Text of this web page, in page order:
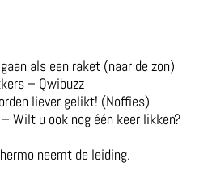
als een raket (naar de zon)
– Qwibuzz
liever gelikt! (Noffies)
Wilt u ook nog één keer likken?
neemt de leiding.